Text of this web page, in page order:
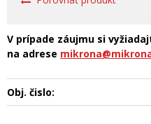
V prípade záujmu si
na adrese
Obj. čislo: